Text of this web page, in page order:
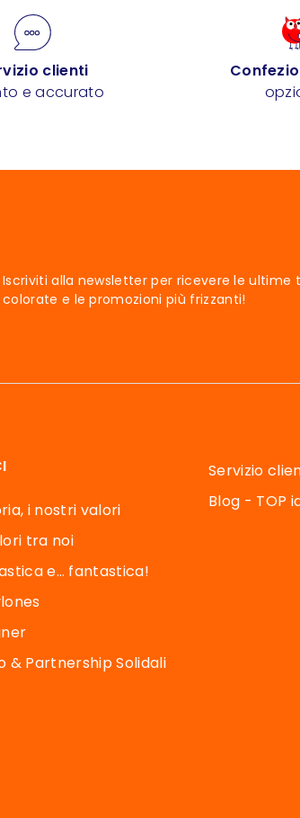
clienti
e accurato
Iscriviti alla newsletter per ricevere le ultime
colorate e le promozioni più frizzanti!
i nostri valori
tra noi
e… fantastica!
& Partnership Solidali
Servizio
Blog - TOP